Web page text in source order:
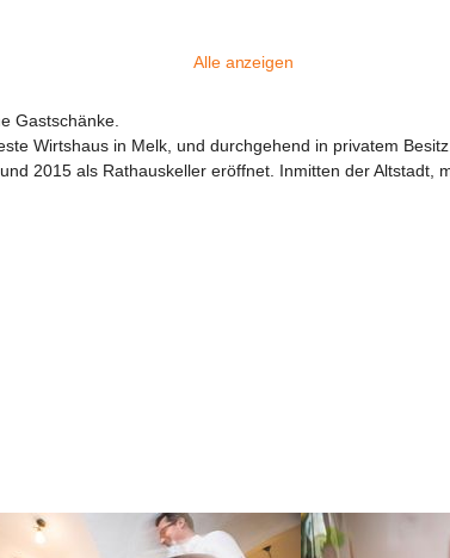
Alle anzeigen
Gastschänke.
Wirtshaus in Melk, und durchgehend in privatem Besitz.